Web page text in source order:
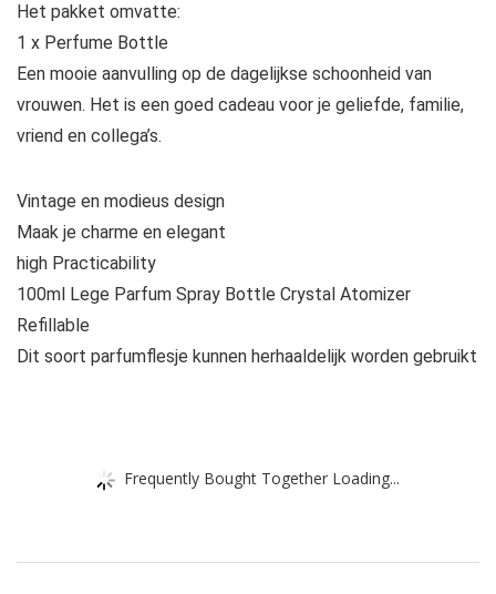
Het pakket omvatte:
1 x Perfume Bottle
Een mooie aanvulling op de dagelijkse schoonheid van
vrouwen. Het is een goed cadeau voor je geliefde, familie,
vriend en collega’s.
Vintage en modieus design
Maak je charme en elegant
high Practicability
100ml Lege Parfum Spray Bottle Crystal Atomizer
Refillable
Dit soort parfumflesje kunnen herhaaldelijk worden gebruikt
Frequently Bought Together Loading...